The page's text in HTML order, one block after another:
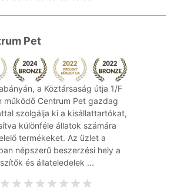
Pet
a Köztársaság útja 1/F
működő Centrum Pet gazdag
szolgálja ki a kisállattartókat,
különféle állatok számára
termékeket. Az üzlet a
népszerű beszerzési hely a
és állateledelek ...